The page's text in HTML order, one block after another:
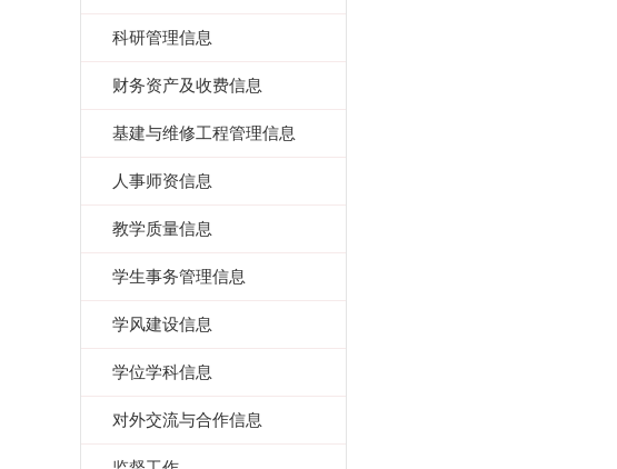
科研管理信息
财务资产及收费信息
基建与维修工程管理信息
人事师资信息
教学质量信息
学生事务管理信息
学风建设信息
学位学科信息
对外交流与合作信息